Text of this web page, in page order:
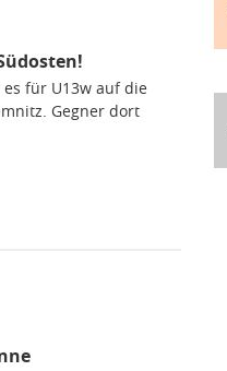
für U13w auf die
Gegner dort